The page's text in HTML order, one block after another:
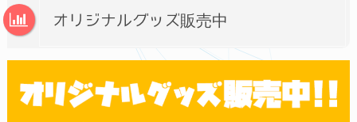
オリジナルグッズ販売中